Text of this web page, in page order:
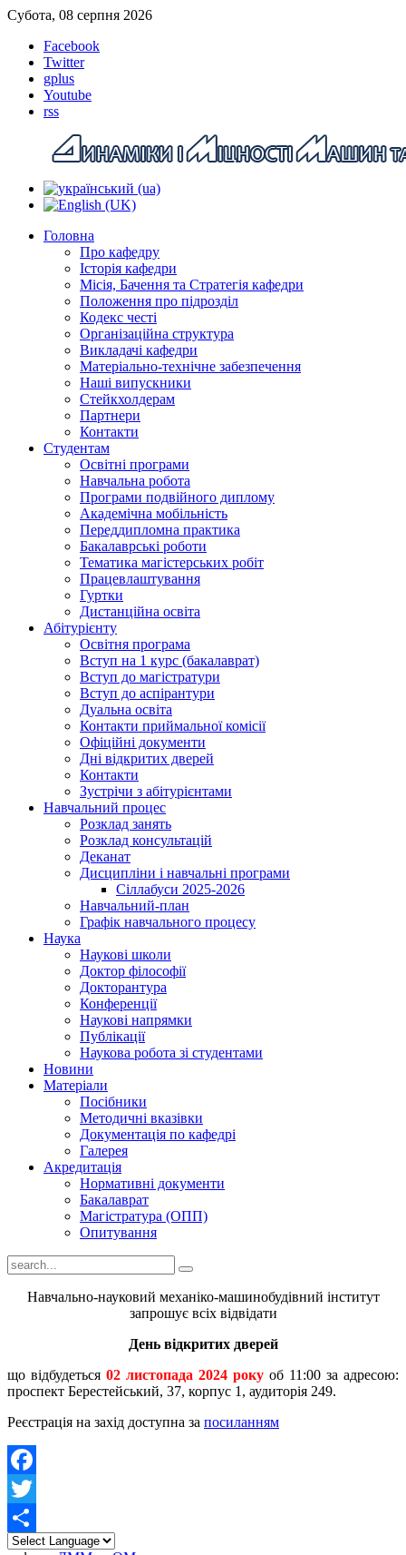
Субота, 08 серпня 2026
Facebook
Twitter
gplus
Youtube
rss
Головна
Про кафедру
Історія кафедри
Місія, Бачення та Стратегія кафедри
Положення про підрозділ
Кодекс честі
Організаційна структура
Викладачі кафедри
Матеріально-технічне забезпечення
Наші випускники
Стейкхолдерам
Партнери
Контакти
Студентам
Освітні програми
Навчальна робота
Програми подвійного диплому
Академічна мобільність
Переддипломна практика
Бакалаврські роботи
Тематика магістерських робіт
Працевлаштування
Гуртки
Дистанційна освіта
Абітурієнту
Освітня програма
Вступ на 1 курс (бакалаврат)
Вступ до магістратури
Вступ до аспірантури
Дуальна освіта
Контакти приймальної комісії
Офіційні документи
Дні відкритих дверей
Контакти
Зустрічи з абітурієнтами
Навчальний процес
Розклад занять
Розклад консультацій
Деканат
Дисципліни і навчальні програми
Сіллабуси 2025-2026
Навчальний-план
Графік навчального процесу
Наука
Наукові школи
Доктор філософії
Докторантура
Конференції
Наукові напрямки
Публікації
Наукова робота зі студентами
Новини
Матеріали
Посібники
Методичні вказівки
Документація по кафедрі
Галерея
Акредитація
Нормативні документи
Бакалаврат
Магістратура (ОПП)
Опитування
Навчально-науковий механіко-машинобудівний інститут
запрошує всіх відвідати
День відкритих дверей
що відбудеться 02 листопада 2024 року об 11:00 за адресою:
проспект Берестейський, 37, корпус 1, аудиторія 249.
Реєстрація на захід доступна за посиланням
Facebook
Twitter
Share